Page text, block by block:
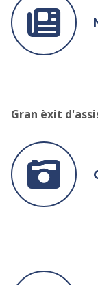
Gran èxit